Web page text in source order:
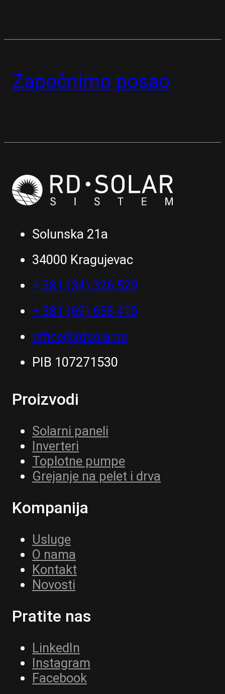
Započnimo posao
Solunska 21a
34000 Kragujevac
+ 381 (34) 326 529
+ 381 (69) 658 410
office@rdsolar.rs
PIB 107271530
Proizvodi
Solarni paneli
Inverteri
Toplotne pumpe
Grejanje na pelet i drva
Kompanija
Usluge
O nama
Kontakt
Novosti
Pratite nas
LinkedIn
Instagram
Facebook